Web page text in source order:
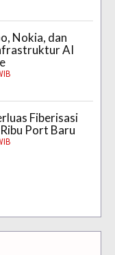
Nokia, dan
AI
Fiberisasi
Port Baru